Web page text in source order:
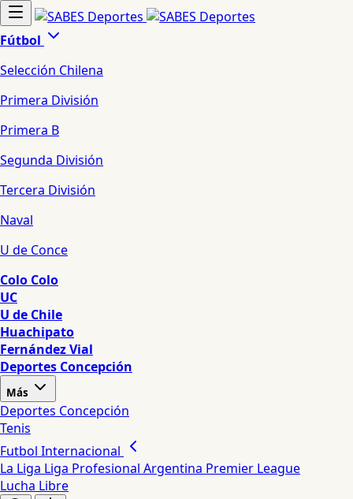
Fútbol
Selección Chilena
Primera División
Primera B
Segunda División
Tercera División
Naval
U de Conce
Colo Colo
UC
U de Chile
Huachipato
Fernández Vial
Deportes Concepción
Más
Deportes Concepción
Tenis
Futbol Internacional
La Liga Liga Profesional Argentina Premier League
Lucha Libre